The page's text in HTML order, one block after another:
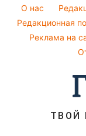
Виталий
Потап
София Ротару
Женские
Новости Сум
Новости
Новости
Народные
Все о шоу-
O нас
Редакционная
Реклама на
ТВОЙ